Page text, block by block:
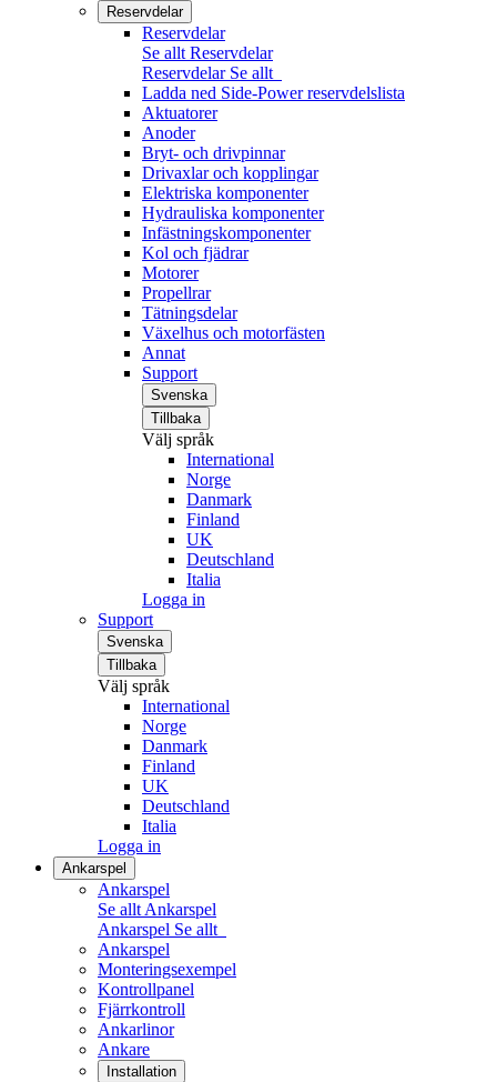
Reservdelar
Reservdelar
Se allt Reservdelar
Reservdelar Se allt
Ladda ned Side-Power reservdelslista
Aktuatorer
Anoder
Bryt- och drivpinnar
Drivaxlar och kopplingar
Elektriska komponenter
Hydrauliska komponenter
Infästningskomponenter
Kol och fjädrar
Motorer
Propellrar
Tätningsdelar
Växelhus och motorfästen
Annat
Support
Svenska
Tillbaka
Välj språk
International
Norge
Danmark
Finland
UK
Deutschland
Italia
Logga in
Support
Svenska
Tillbaka
Välj språk
International
Norge
Danmark
Finland
UK
Deutschland
Italia
Logga in
Ankarspel
Ankarspel
Se allt Ankarspel
Ankarspel Se allt
Ankarspel
Monteringsexempel
Kontrollpanel
Fjärrkontroll
Ankarlinor
Ankare
Installation